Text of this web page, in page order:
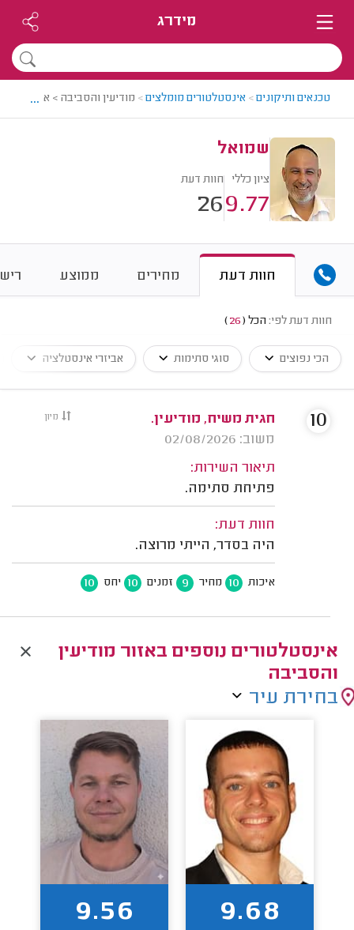
מידרג
טכנאים ותיקונים> אינסטלטורים מומלצים> מודיעין והסביבה > ...
שמואל
ציון כללי
9.77
חוות דעת
26
חוות דעת מחירים ממוצע
חוות דעת לפי: הכל (
26
)
הכי נפוצים סוגי סתימות אביזרי אינסטלציה
מיון
חגית משיח, מודיעין.
משוב: 02/08/2026
תיאור השירות:
פתיחת סתימה.
חוות דעת:
היה בסדר, הייתי מרוצה.
איכות 10 מחיר 9 זמנים 10 יחס 10
10
אינסטלטורים נוספים באזור מודיעין
והסביבה
בחירת עיר
9.68
9.56